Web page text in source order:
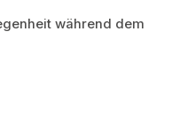
während dem